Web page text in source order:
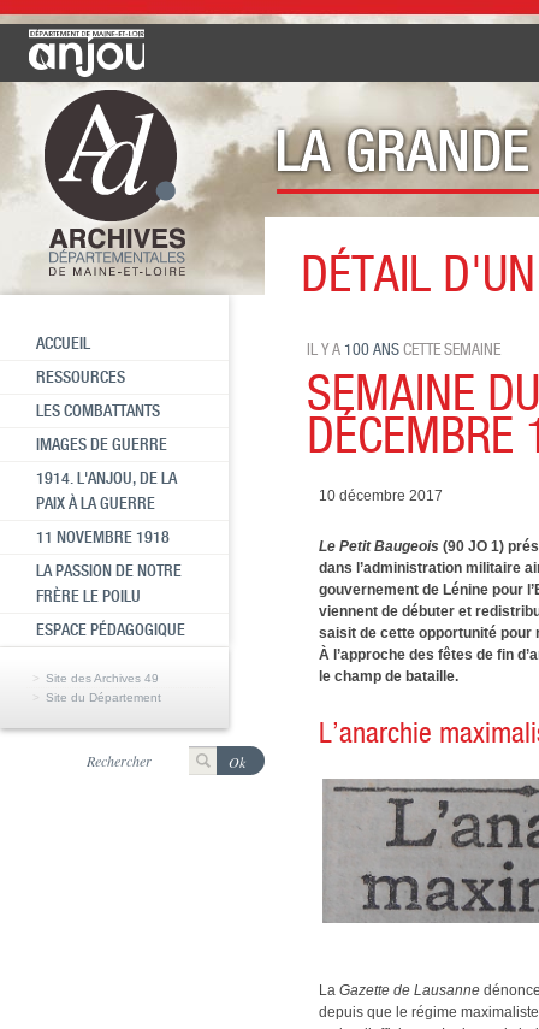
Cette semaine il y a 100 ans
ACCUEIL
RESSOURCES
LES COMBATTANTS
IMAGES DE GUERRE
1914. L'ANJOU, DE LA
PAIX À LA GUERRE
11 NOVEMBRE 1918
LA PASSION DE NOTRE
FRÈRE LE POILU
ESPACE PÉDAGOGIQUE
Site des Archives 49
Site du Département
DÉTAIL
IL Y A 100 ANSCETTE SEMAINE
SEMAINE
DÉCEMBRE
10 décembre 2017
Le Petit Baugeois (90 JO 1)
dans l’administration militaire
gouvernement de Lénine pour
viennent de débuter et
saisit de cette opportunité pour
À l’approche des fêtes de fin
le champ de bataille.
L’anarchie
La Gazette de Lausanne
depuis que le régime